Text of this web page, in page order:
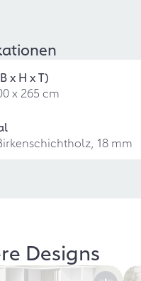
x H x T)
x 265 cm
18 mm
Designs